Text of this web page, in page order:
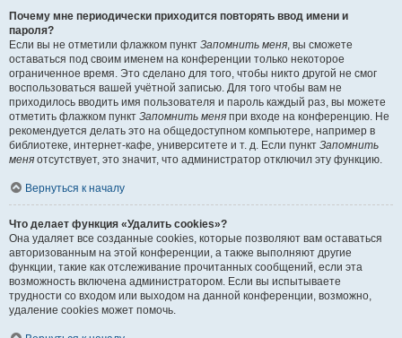
Почему мне периодически приходится повторять ввод имени и
пароля?
Если вы не отметили флажком пункт Запомнить меня, вы сможете
оставаться под своим именем на конференции только некоторое
ограниченное время. Это сделано для того, чтобы никто другой не смог
воспользоваться вашей учётной записью. Для того чтобы вам не
приходилось вводить имя пользователя и пароль каждый раз, вы можете
отметить флажком пункт Запомнить меня при входе на конференцию. Не
рекомендуется делать это на общедоступном компьютере, например в
библиотеке, интернет-кафе, университете и т. д. Если пункт Запомнить
меня отсутствует, это значит, что администратор отключил эту функцию.
Вернуться к началу
Что делает функция «Удалить cookies»?
Она удаляет все созданные cookies, которые позволяют вам оставаться
авторизованным на этой конференции, а также выполняют другие
функции, такие как отслеживание прочитанных сообщений, если эта
возможность включена администратором. Если вы испытываете
трудности со входом или выходом на данной конференции, возможно,
удаление cookies может помочь.